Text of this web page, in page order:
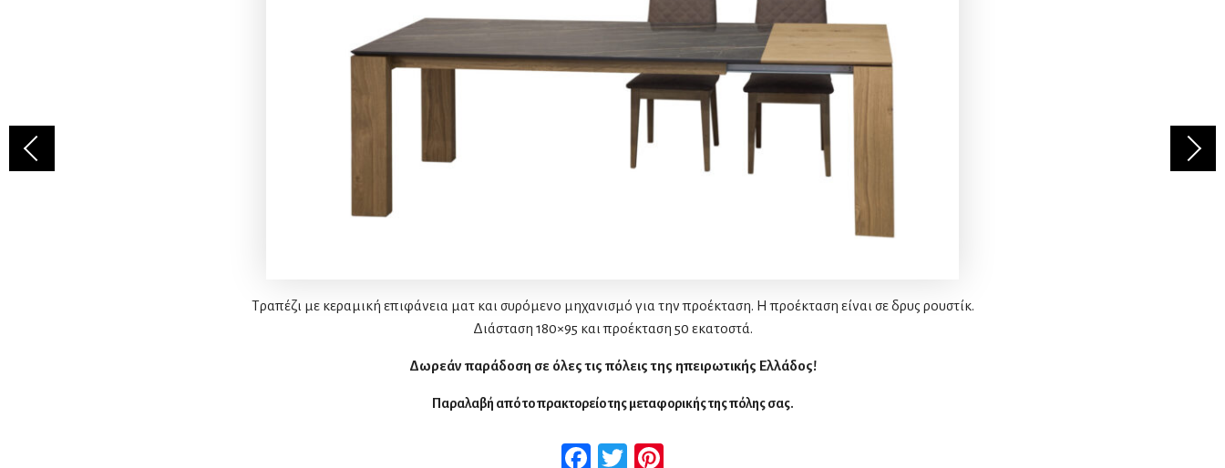
Τραπέζι με κεραμική επιφάνεια ματ και συρόμενο μηχανισμό για την προέκταση. Η προέκταση είναι σε δρυς ρουστίκ.
Διάσταση 180×95 και προέκταση 50 εκατοστά.
Δωρεάν παράδοση σε όλες τις πόλεις της ηπειρωτικής Ελλάδος!
Παραλαβή από το πρακτορείο της μεταφορικής της πόλης σας.
Facebook
Twitter